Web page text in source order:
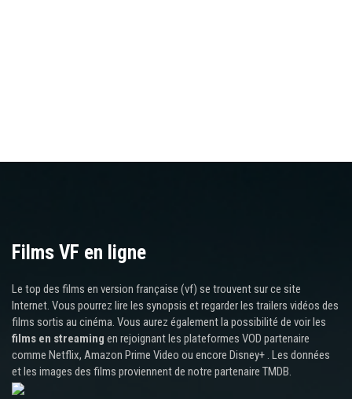
Films VF en ligne
Le top des films en version française (vf) se trouvent sur ce site
Internet. Vous pourrez lire les synopsis et regarder les trailers vidéos des
films sortis au cinéma. Vous aurez également la possibilité de voir les
films en streaming en rejoignant les plateformes VOD partenaire
comme Netflix, Amazon Prime Video ou encore Disney+ . Les données
et les images des films proviennent de notre partenaire TMDB.